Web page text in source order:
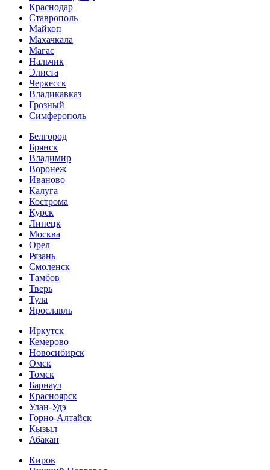
Краснодар
Ставрополь
Майкоп
Махачкала
Магас
Нальчик
Элиста
Черкесск
Владикавказ
Грозный
Симферополь
Белгород
Брянск
Владимир
Воронеж
Иваново
Калуга
Кострома
Курск
Липецк
Москва
Орел
Рязань
Смоленск
Тамбов
Тверь
Тула
Ярославль
Иркутск
Кемерово
Новосибирск
Омск
Томск
Барнаул
Красноярск
Улан-Удэ
Горно-Алтайск
Кызыл
Абакан
Киров